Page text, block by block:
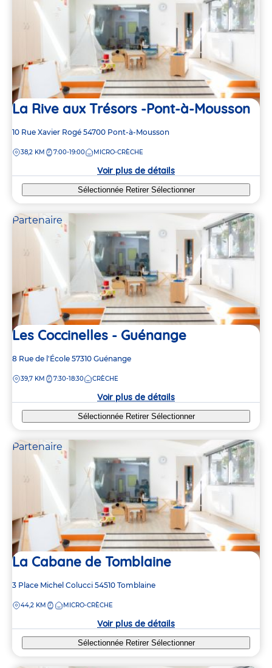
La Rive aux Trésors -Pont-à-Mousson
Adresse
la
10 Rue Xavier Rogé 54700 Pont-à-Mousson
DISTANCE
38,2 KM 7:00-19:00 MICRO-CRÈCHE
Voir plus de détails
Sélectionnée Retirer Sélectionner
Partenaire
Les Coccinelles - Guénange
Adresse
la
8 Rue de l'École 57310 Guénange
DISTANCE
39,7 KM 7:30-18:30 CRÈCHE
Voir plus de détails
Sélectionnée Retirer Sélectionner
Partenaire
La Cabane de Tomblaine
Adresse
la
3 Place Michel Colucci 54510 Tomblaine
DISTANCE
44,2 KM MICRO-CRÈCHE
Voir plus de détails
Sélectionnée Retirer Sélectionner